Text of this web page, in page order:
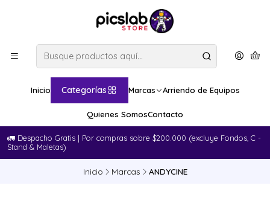
Inicio Categorías Marcas Arriendo de Equipos
Quienes SomosContacto
🚛​ Despacho Gratis | Por compras sobre $200.000 (excluye Fondos, C -
Stand & Maletas)
Inicio Marcas ANDYCINE